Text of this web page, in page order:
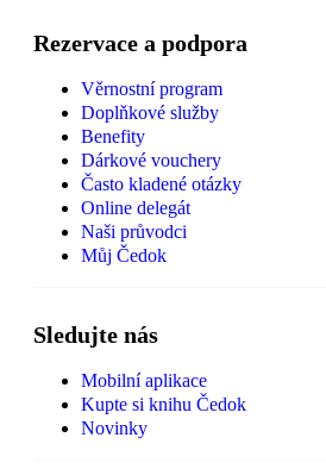
Rezervace a podpora
Věrnostní program
Doplňkové služby
Benefity
Dárkové vouchery
Často kladené otázky
Online delegát
Naši průvodci
Můj Čedok
Sledujte nás
Mobilní aplikace
Kupte si knihu Čedok
Novinky